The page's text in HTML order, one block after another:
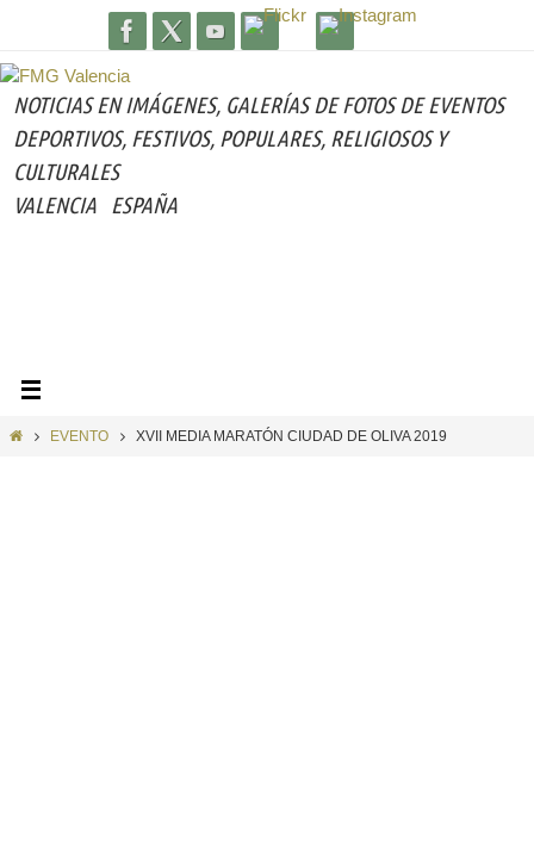
contenido
NOTICIAS EN IMÁGENES, GALERÍAS DE FOTOS DE EVENTOS
DEPORTIVOS, FESTIVOS, POPULARES, RELIGIOSOS Y
CULTURALES
VALENCIA ESPAÑA
INICIOEVENTO XVII MEDIA MARATÓN CIUDAD DE OLIVA 2019